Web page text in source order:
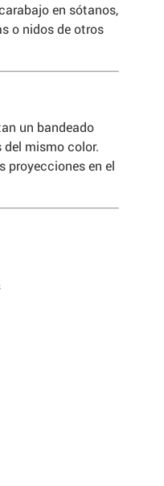
en sótanos,
o nidos de otros
un bandeado
mismo color.
proyecciones en el